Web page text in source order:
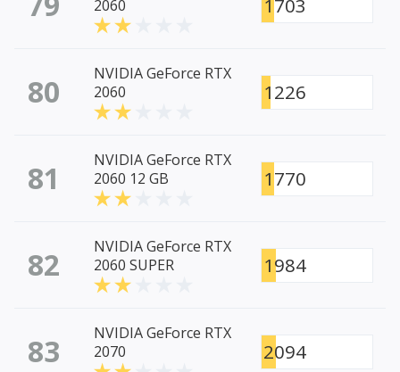
2060
1703
80
NVIDIA GeForce RTX
2060
1226
81
NVIDIA GeForce RTX
2060 12 GB
1770
82
NVIDIA GeForce RTX
2060 SUPER
1984
83
NVIDIA GeForce RTX
2070
2094